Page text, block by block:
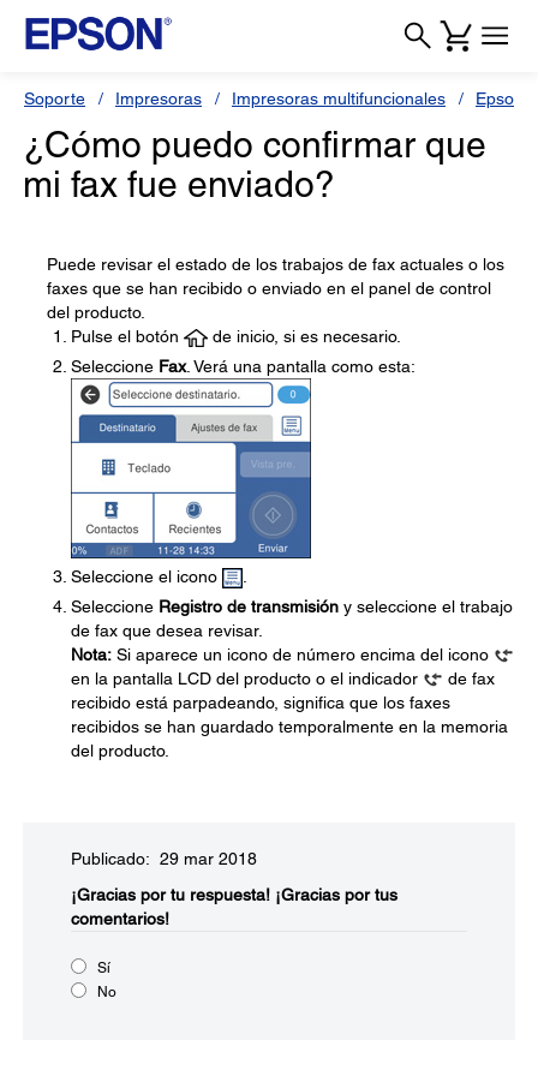
Soporte Impresoras Impresoras multifuncionales Epson L
¿Cómo puedo confirmar que
mi fax fue enviado?
Puede revisar el estado de los trabajos de fax actuales o los
faxes que se han recibido o enviado en el panel de control
del producto.
Pulse el botón
de inicio, si es necesario.
Seleccione Fax. Verá una pantalla como esta:
Seleccione el icono
Seleccione Registro de transmisión y seleccione el trabajo
de fax que desea revisar.
Nota: Si aparece un icono de número encima del icono
en la pantalla LCD del producto o el indicador
de fax
recibido está parpadeando, significa que los faxes
recibidos se han guardado temporalmente en la memoria
del producto.
Publicado: 29 mar 2018
¡Gracias por tu respuesta! ¡Gracias por tus
comentarios!
Sí
No